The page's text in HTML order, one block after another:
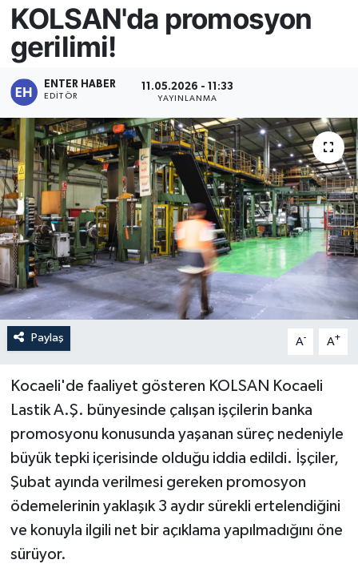
KOLSAN'da promosyon
gerilimi!
ENTER HABER
EDITÖR
11.05.2026 - 11:33
YAYINLANMA
Paylaş A- A+
Kocaeli'de faaliyet gösteren KOLSAN Kocaeli
Lastik A.Ş. bünyesinde çalışan işçilerin banka
promosyonu konusunda yaşanan süreç nedeniyle
büyük tepki içerisinde olduğu iddia edildi. İşçiler,
Şubat ayında verilmesi gereken promosyon
ödemelerinin yaklaşık 3 aydır sürekli ertelendiğini
ve konuyla ilgili net bir açıklama yapılmadığını öne
sürüyor.